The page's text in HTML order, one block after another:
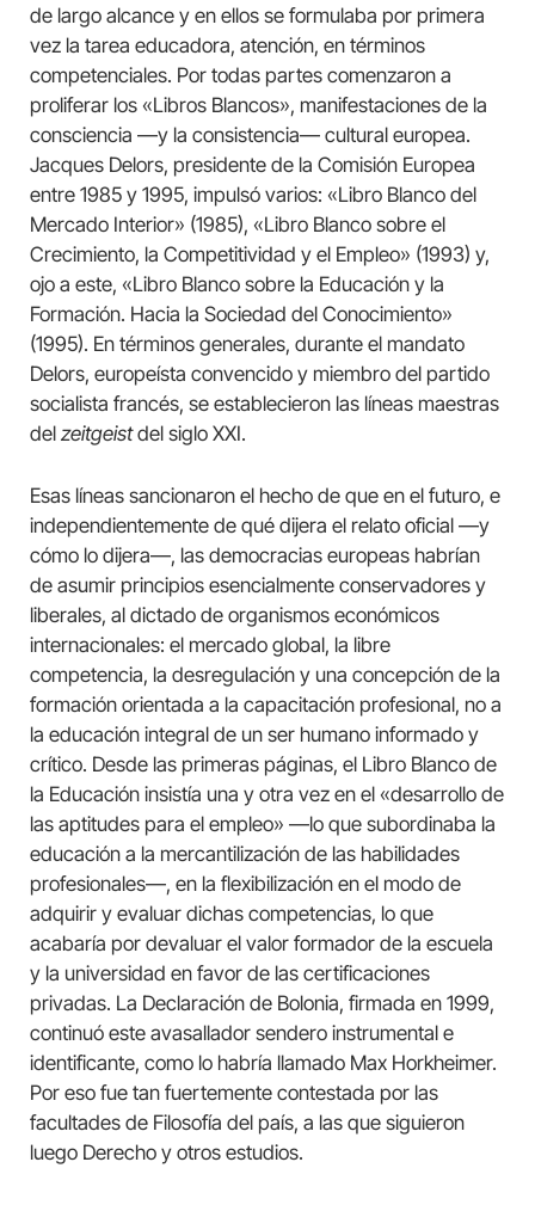
de largo alcance y en ellos se formulaba por primera
vez la tarea educadora, atención, en términos
competenciales. Por todas partes comenzaron a
proliferar los «Libros Blancos», manifestaciones de la
consciencia —y la consistencia— cultural europea.
Jacques Delors, presidente de la Comisión Europea
entre 1985 y 1995, impulsó varios: «Libro Blanco del
Mercado Interior» (1985), «Libro Blanco sobre el
Crecimiento, la Competitividad y el Empleo» (1993) y,
ojo a este, «Libro Blanco sobre la Educación y la
Formación. Hacia la Sociedad del Conocimiento»
(1995). En términos generales, durante el mandato
Delors, europeísta convencido y miembro del partido
socialista francés, se establecieron las líneas maestras
del zeitgeistdel siglo XXI.
Esas líneas sancionaron el hecho de que en el futuro, e
independientemente de qué dijera el relato oficial —y
cómo lo dijera—, las democracias europeas habrían
de asumir principios esencialmente conservadores y
liberales, al dictado de organismos económicos
internacionales: el mercado global, la libre
competencia, la desregulación y una concepción de la
formación orientada a la capacitación profesional, no a
la educación integral de un ser humano informado y
crítico. Desde las primeras páginas, el Libro Blanco de
la Educación insistía una y otra vez en el «desarrollo de
las aptitudes para el empleo» —lo que subordinaba la
educación a la mercantilización de las habilidades
profesionales—, en la flexibilización en el modo de
adquirir y evaluar dichas competencias, lo que
acabaría por devaluar el valor formador de la escuela
y la universidad en favor de las certificaciones
privadas. La Declaración de Bolonia, firmada en 1999,
continuó este avasallador sendero instrumental e
identificante, como lo habría llamado Max Horkheimer.
Por eso fue tan fuertemente contestada por las
facultades de Filosofía del país, a las que siguieron
luego Derecho y otros estudios.